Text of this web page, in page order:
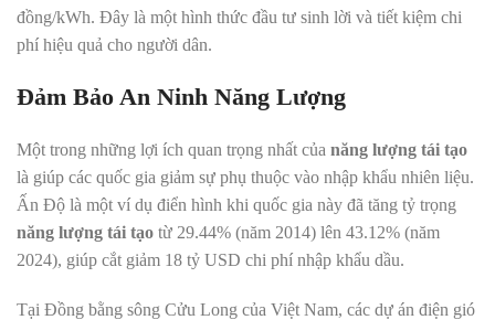
đồng/kWh. Đây là một hình thức đầu tư sinh lời và tiết kiệm chi
phí hiệu quả cho người dân.
Đảm Bảo An Ninh Năng Lượng
Một trong những lợi ích quan trọng nhất của năng lượng tái tạo
là giúp các quốc gia giảm sự phụ thuộc vào nhập khẩu nhiên liệu.
Ấn Độ là một ví dụ điển hình khi quốc gia này đã tăng tỷ trọng
năng lượng tái tạo từ 29.44% (năm 2014) lên 43.12% (năm
2024), giúp cắt giảm 18 tỷ USD chi phí nhập khẩu dầu.
Tại Đồng bằng sông Cửu Long của Việt Nam, các dự án điện gió